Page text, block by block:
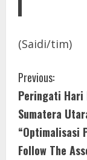
(Saidi/tim)
C
o
n
Previous:
Peringati Hari
Sumatera
“Optimalisasi
Follow The